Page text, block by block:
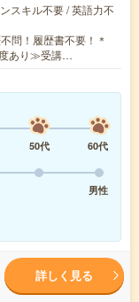
スキル不要 / 英語力不
問！履歴書不要！＊
あり≫受講…
50代
60代
男性
詳しく見る